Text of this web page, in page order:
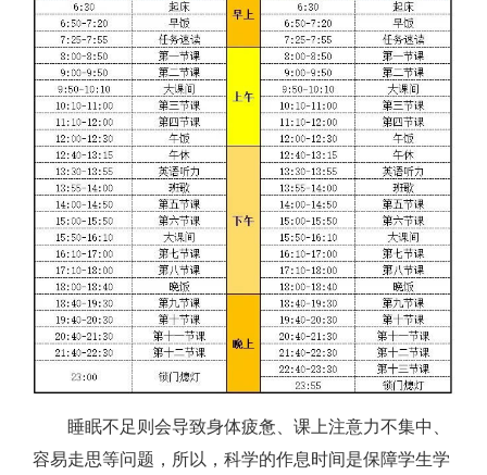
睡眠不足则会导致身体疲惫、课上注意力不集中、
容易走思等问题，所以，科学的作息时间是保障学生学